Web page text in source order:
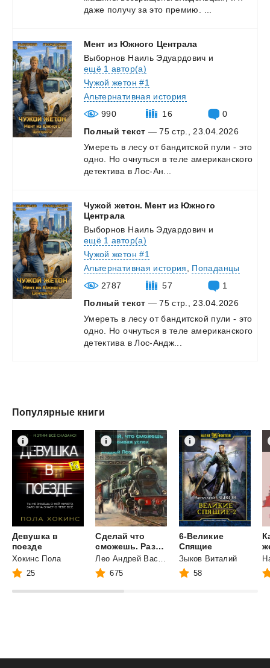
даже получу за это премию.
Мент из Южного Централа
Выборнов Наиль Эдуардович и
ещё 1 автор(а)
Чужой жетон #1
Альтернативная история
990
16
0
Полный текст — 75 стр., 23.04.2026
Умереть в лесу от бандитской пули - это
одно.
Но очнуться в теле американского
детектива в Лос-Ан...
Чужой жетон. Мент из Южного
Централа
Выборнов Наиль Эдуардович и
ещё 1 автор(а)
Чужой жетон #1
Альтернативная история
Попаданцы
2787
57
1
Полный текст — 75 стр., 23.04.2026
Умереть в лесу от бандитской пули - это
одно.
Но очнуться в теле американского
детектива в Лос-Андж...
Популярные книги
Девушка в
поезде
Хокинс Пола
25
Сделай что
сможешь. Развивая успех.
675
6-Великие
Спящие
Зыков Виталий
58